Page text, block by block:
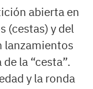
abierta en
(cestas) y del
lanzamientos
la “cesta”.
y la ronda